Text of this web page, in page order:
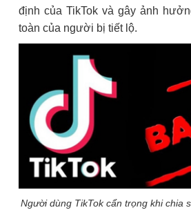
định của TikTok và gây ảnh
toàn của người bị tiết lộ.
Người dùng TikTok cẩn trọng khi chia